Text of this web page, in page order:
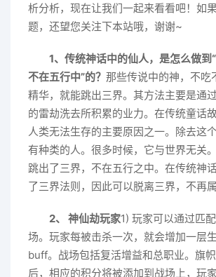
析分析，现在让我们一起来看看吧！如
题，还望您关注下本站哦，谢谢~
1、传统神话中的仙人，是怎么做到“
不在五行中”的？ 那些传说中的神，不吃
精华，就能跳出三界。其方法主要是通
的雷劫洗去所积累的业力。在传统童话
人类无法生存的主要原因之一。除去这
有种类的人。很多时候，它与世界无关
跳出了三界，不在五行之中。在传统神
了三界法则，因此可以脱离三界，不再属
2、 神仙劫玩家1) 玩家可以通过匹
场。玩家每被击杀一次，就会增加一层
buff。战场包括复活增益和总职业。旗
后，相应的积分将被添加到战场上，玩